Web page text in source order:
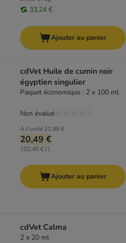
33,24 €
Ajouter au panier
cdVet Huile de cumin noir
égyptien singulier
Paquet économique : 2 x 100 ml
À l'unité 21,98 €
20,49 €
102,45 € / l
Non évalué
Ajouter au panier
cdVet Calma
2 x 20 ml